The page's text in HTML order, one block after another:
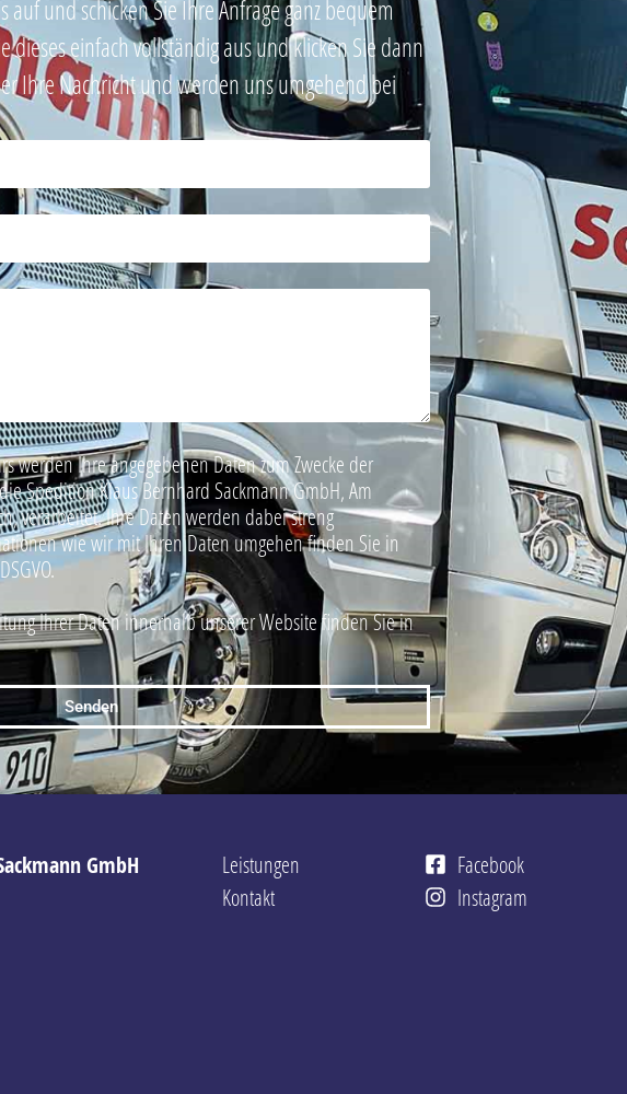
auf und schicken Sie Ihre Anfrage ganz bequem
dieses einfach vollständig aus und klicken Sie dann
Ihre Nachricht und werden uns umgehend bei
werden Ihre angegebenen Daten zum Zwecke der
Spedition Klaus Bernhard Sackmann GmbH, Am
verarbeitet. Ihre Daten werden dabei streng
wie wir mit Ihren Daten umgehen finden Sie in
Ihrer Daten innerhalb unserer Website finden Sie in
Senden
GmbH
Leistungen
Kontakt
Facebook
Instagram